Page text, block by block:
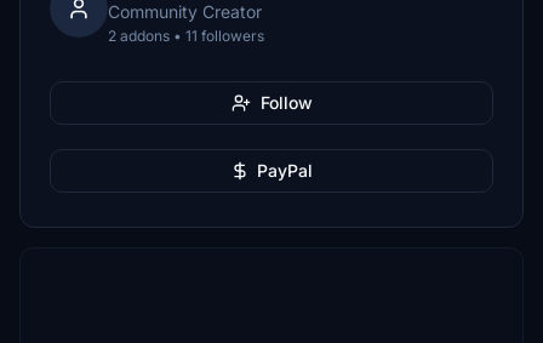
Community Creator
2 addons • 11 followers
Follow
PayPal